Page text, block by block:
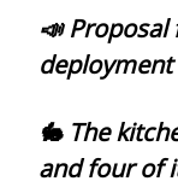
📣 Proposal
🐇 The
and four of